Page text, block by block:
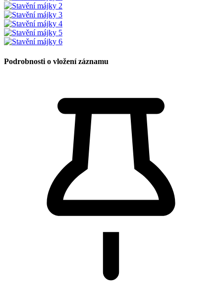
Podrobnosti o vložení záznamu